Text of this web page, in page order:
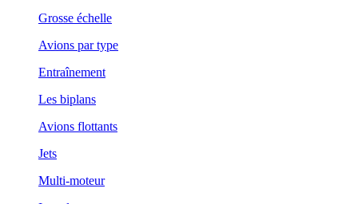
Grosse échelle
Avions par type
Entraînement
Les biplans
Avions flottants
Jets
Multi-moteur